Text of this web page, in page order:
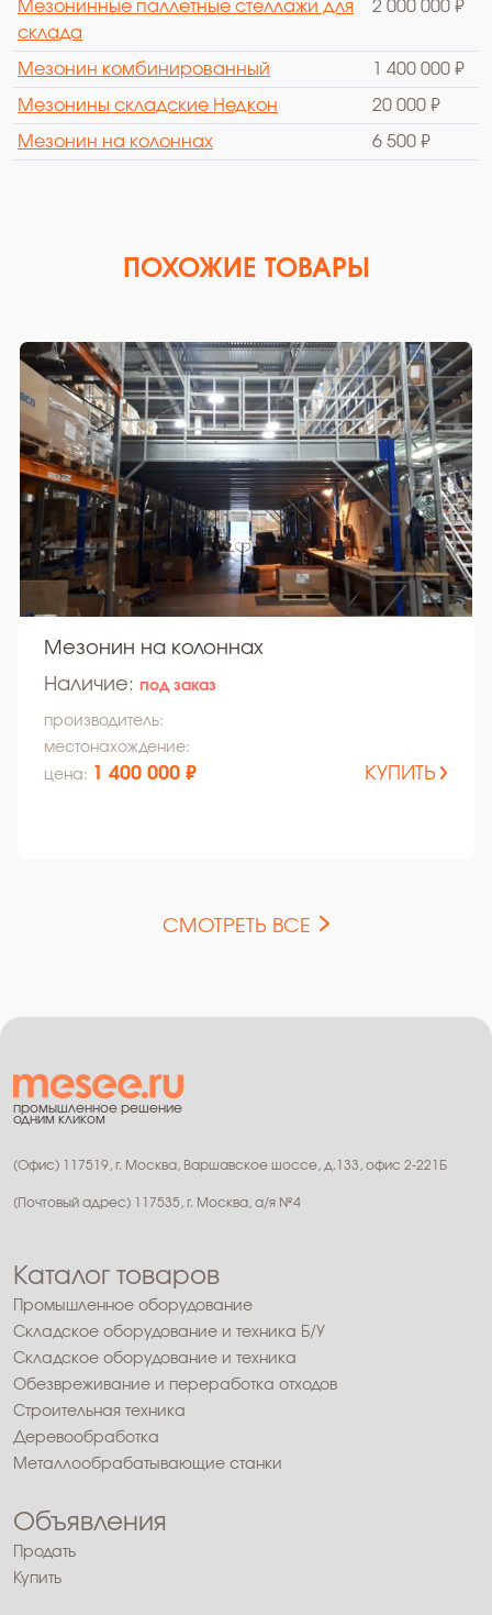
Мезонинные паллетные стеллажи для
склада
2 000 000 ₽
Мезонин комбинированный 1 400 000 ₽
Мезонины складские Недкон 20 000 ₽
Мезонин на колоннах 6 500 ₽
ПОХОЖИЕ ТОВАРЫ
Мезонин на колоннах
Наличие: под заказ
производитель:
местонахождение:
цена: 1 400 000 ₽ КУПИТЬ
СМОТРЕТЬ ВСЕ
промышленное решение
одним кликом
(Офис) 117519, г. Москва, Варшавское шоссе, д.133, офис 2-221Б
(Почтовый адрес) 117535, г. Москва, а/я №4
Каталог товаров
Промышленное оборудование
Складское оборудование и техника Б/У
Складское оборудование и техника
Обезвреживание и переработка отходов
Строительная техника
Деревообработка
Металлообрабатывающие станки
Объявления
Продать
Купить